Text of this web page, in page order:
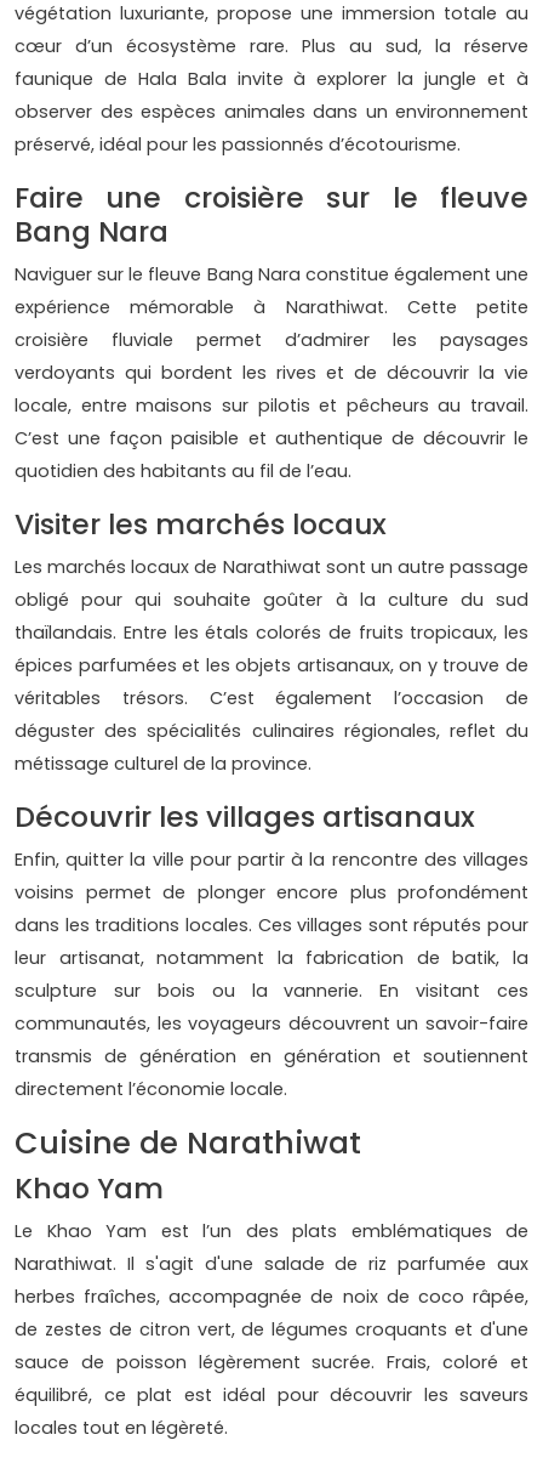
végétation luxuriante, propose une immersion totale au
cœur d’un écosystème rare. Plus au sud, la réserve
faunique de Hala Bala invite à explorer la jungle et à
observer des espèces animales dans un environnement
préservé, idéal pour les passionnés d’écotourisme.
Faire une croisière sur le fleuve
Bang Nara
Naviguer sur le fleuve Bang Nara constitue également une
expérience mémorable à Narathiwat. Cette petite
croisière fluviale permet d’admirer les paysages
verdoyants qui bordent les rives et de découvrir la vie
locale, entre maisons sur pilotis et pêcheurs au travail.
C’est une façon paisible et authentique de découvrir le
quotidien des habitants au fil de l’eau.
Visiter les marchés locaux
Les marchés locaux de Narathiwat sont un autre passage
obligé pour qui souhaite goûter à la culture du sud
thaïlandais. Entre les étals colorés de fruits tropicaux, les
épices parfumées et les objets artisanaux, on y trouve de
véritables trésors. C’est également l’occasion de
déguster des spécialités culinaires régionales, reflet du
métissage culturel de la province.
Découvrir les villages artisanaux
Enfin, quitter la ville pour partir à la rencontre des villages
voisins permet de plonger encore plus profondément
dans les traditions locales. Ces villages sont réputés pour
leur artisanat, notamment la fabrication de batik, la
sculpture sur bois ou la vannerie. En visitant ces
communautés, les voyageurs découvrent un savoir-faire
transmis de génération en génération et soutiennent
directement l’économie locale.
Cuisine de Narathiwat
Khao Yam
Le Khao Yam est l’un des plats emblématiques de
Narathiwat. Il s'agit d'une salade de riz parfumée aux
herbes fraîches, accompagnée de noix de coco râpée,
de zestes de citron vert, de légumes croquants et d'une
sauce de poisson légèrement sucrée. Frais, coloré et
équilibré, ce plat est idéal pour découvrir les saveurs
locales tout en légèreté.